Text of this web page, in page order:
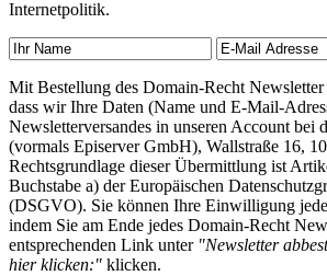
Internetpolitik.
Mit Bestellung des Domain-Recht
dass wir Ihre Daten (Name und E-Mail-
Newsletterversandes in unseren Account bei
(vormals Episerver GmbH), Wallstraße 16,
Rechtsgrundlage dieser Übermittlung ist
Buchstabe a) der Europäischen
(DSGVO). Sie können Ihre Einwilligung
indem Sie am Ende jedes Domain-Recht
entsprechenden Link unter "Newsletter
hier klicken:" klicken.